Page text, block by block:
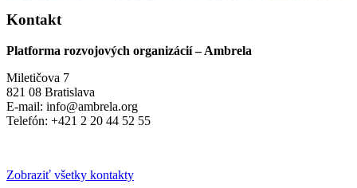
Kontakt
Platforma rozvojových organizácií – Ambrela
Miletičova 7
821 08 Bratislava
E-mail: info@ambrela.org
Telefón: +421 2 20 44 52 55
Zobraziť všetky kontakty